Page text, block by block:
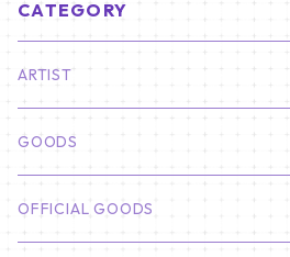
CATEGORY
ARTIST
俳優
CHA EUN WOO
BTS
GOODS
カレンダー
OFFICIAL GOODS